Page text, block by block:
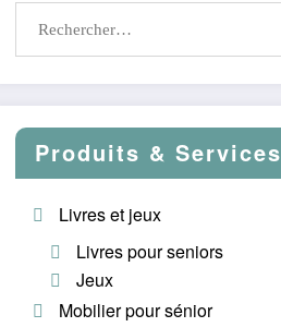
Produits & Services
Livres et jeux
Livres pour seniors
Jeux
Mobilier pour sénior